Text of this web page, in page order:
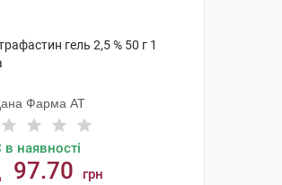
гель 2,5 % 50 г 1
Фарма АТ
в наявності
97.70 грн